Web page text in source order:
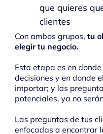
que quieres
clientes
Con ambos grupos, tu
elegir tu negocio.
Esta etapa es en
decisiones y en donde
importar; y las
potenciales, ya no
Las preguntas de tus
enfocadas a encontrar